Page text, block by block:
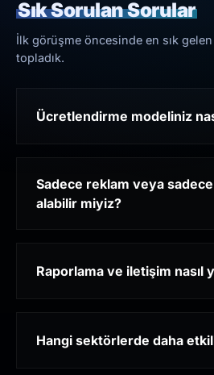
Sık Sorulan Sorular
İlk görüşme öncesinde en sık
topladık.
Ücretlendirme modeliniz
Sadece reklam veya
alabilir miyiz?
Raporlama ve iletişim nasıl
Hangi sektörlerde daha